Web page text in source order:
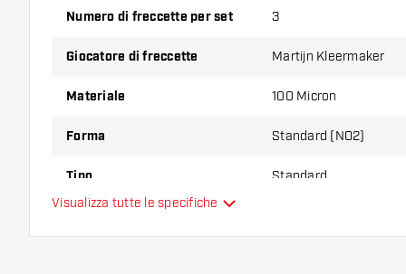
scoprire quale variante vi si addice di più!
Numero di freccette per set 3
Giocatore di freccette Martijn Kleermaker
Materiale 100 Micron
Forma Standard (NO2)
Tipo Standard
Visualizza tutte le specifiche